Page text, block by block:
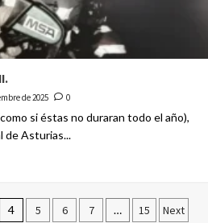
de 2025 0
si éstas no duraran todo el año),
de Asturias...
4 5 6 7 … 15 Next